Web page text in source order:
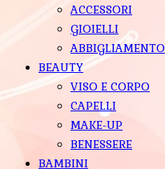
ACCESSORI
GIOIELLI
ABBIGLIAMENTO
BEAUTY
VISO E CORPO
CAPELLI
MAKE-UP
BENESSERE
BAMBINI